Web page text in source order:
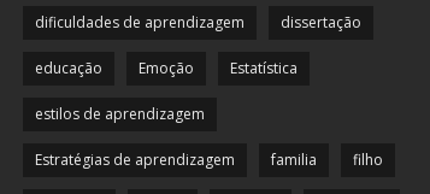
dificuldades de aprendizagem dissertação
educação Emoção Estatística
estilos de aprendizagem
Estratégias de aprendizagem familia filho